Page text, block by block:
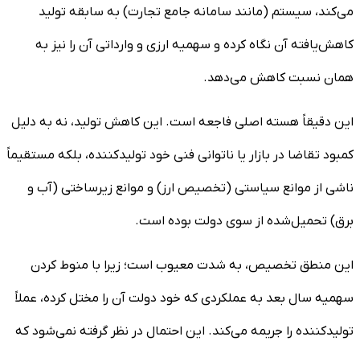
می‌کند، سیستم (مانند سامانه جامع تجارت) به سابقه تولید
کاهش‌یافته آن نگاه کرده و سهمیه ارزی و وارداتی آن را نیز به
همان نسبت کاهش می‌دهد.
این دقیقاً هسته اصلی فاجعه است. این کاهش تولید، نه به دلیل
کمبود تقاضا در بازار یا ناتوانی فنی خود تولیدکننده، بلکه مستقیماً
ناشی از موانع سیاستی (تخصیص ارز) و موانع زیرساختی (آب و
برق) تحمیل‌شده از سوی دولت بوده است.
این منطق تخصیص، به شدت معیوب است؛ زیرا با منوط کردن
سهمیه سال بعد به عملکردی که خود دولت آن را مختل کرده، عملاً
تولیدکننده را جریمه می‌کند. این احتمال در نظر گرفته نمی‌شود که